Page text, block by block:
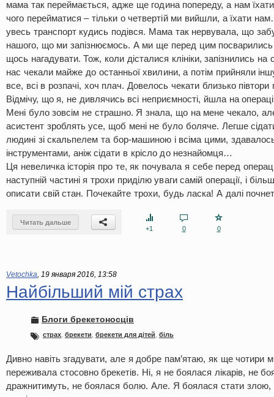
мама так переймається, адже ще година попереду, а нам
чого перейматися – тільки о четвертій ми вийшли, а їхати
увесь транспорт кудись подівся. Мама так нервувала, що
нашого, що ми запізнюємось. А ми ще перед цим посварились
щось нагадувати. Тож, коли дісталися клініки, запізнились на
нас чекали майже до останньої хвилини, а потім прийняли
все, всі в розпачі, хоч плач. Довелось чекати близько півтори
Відмічу, що я, не дивлячись всі неприємності, йшла на
Мені було зовсім не страшно. Я знала, що на мене чекало,
асистент зроблять усе, щоб мені не було боляче. Легше
людині зі скальпелем та бор-машиною і всіма цими,
інструментами, аніж сідати в крісло до незнайомця…
Ця невеличка історія про те, як почувала я себе перед
наступній частині я трохи приділю уваги самій операції, і
описати свій стан. Почекайте трохи, будь ласка! А далі
Читать дальше
+1
0 0
Vetochka, 19 января 2016, 13:58
Найбільший мій страх
Блоги брекетоносців
страх брекети брекети для дітей біль
Дивно навіть згадувати, але я добре пам’ятаю, як ще чотири
переживала стосовно брекетів. Ні, я не боялася лікарів, не
дражнитимуть, не боялася болю. Але. Я боялася стати злою,